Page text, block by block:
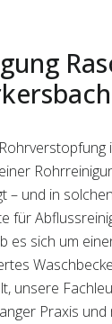
– und in
für
es sich um
unsere
Praxis